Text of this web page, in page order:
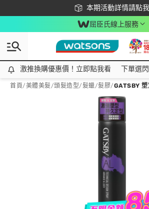
本期活動詳情請點我
下載app最高回饋$350
屈臣氏線上服務
激推換購優惠價！立即點我看
激推換購優惠價！立即點我看 下單選
首頁/美體美髮/頭髮造型/髮蠟/髮膠/GATSBY